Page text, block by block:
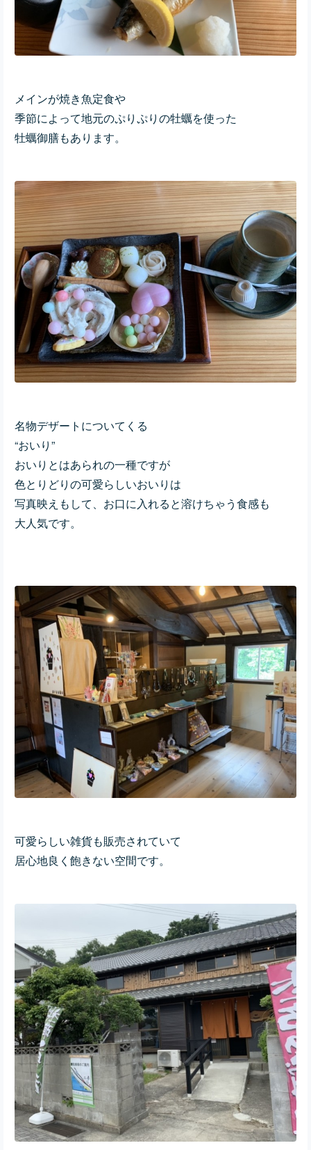
メインが焼き魚定食や
季節によって地元のぷりぷりの牡蠣を使った
牡蠣御膳もあります。
名物デザートについてくる
“おいり”
おいりとはあられの一種ですが
色とりどりの可愛らしいおいりは
写真映えもして、お口に入れると溶けちゃう食感も
大人気です。
可愛らしい雑貨も販売されていて
居心地良く飽きない空間です。